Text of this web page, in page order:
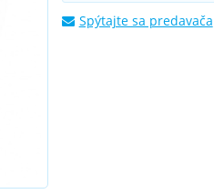
Spýtajte sa predavača